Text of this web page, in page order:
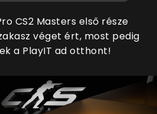
CS2 Masters első része
véget ért, most pedig
a PlayIT ad otthont!